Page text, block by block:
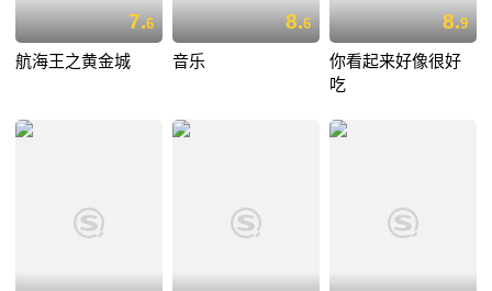
7.6
航海王之黄金城
8.6
音乐
8.9
你看起来好像很好
吃